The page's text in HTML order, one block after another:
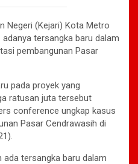
Negeri (Kejari) Kota Metro
tersangka baru dalam
pembangunan Pasar
pada proyek yang
ratusan juta tersebut
conference ungkap kasus
Pasar Cendrawasih di
ada tersangka baru dalam